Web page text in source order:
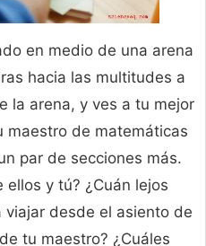
en medio de una arena
hacia las multitudes a
la arena, y ves a tu mejor
maestro de matemáticas
par de secciones más.
y tú? ¿Cuán lejos
desde el asiento de
tu maestro? ¿Cuáles